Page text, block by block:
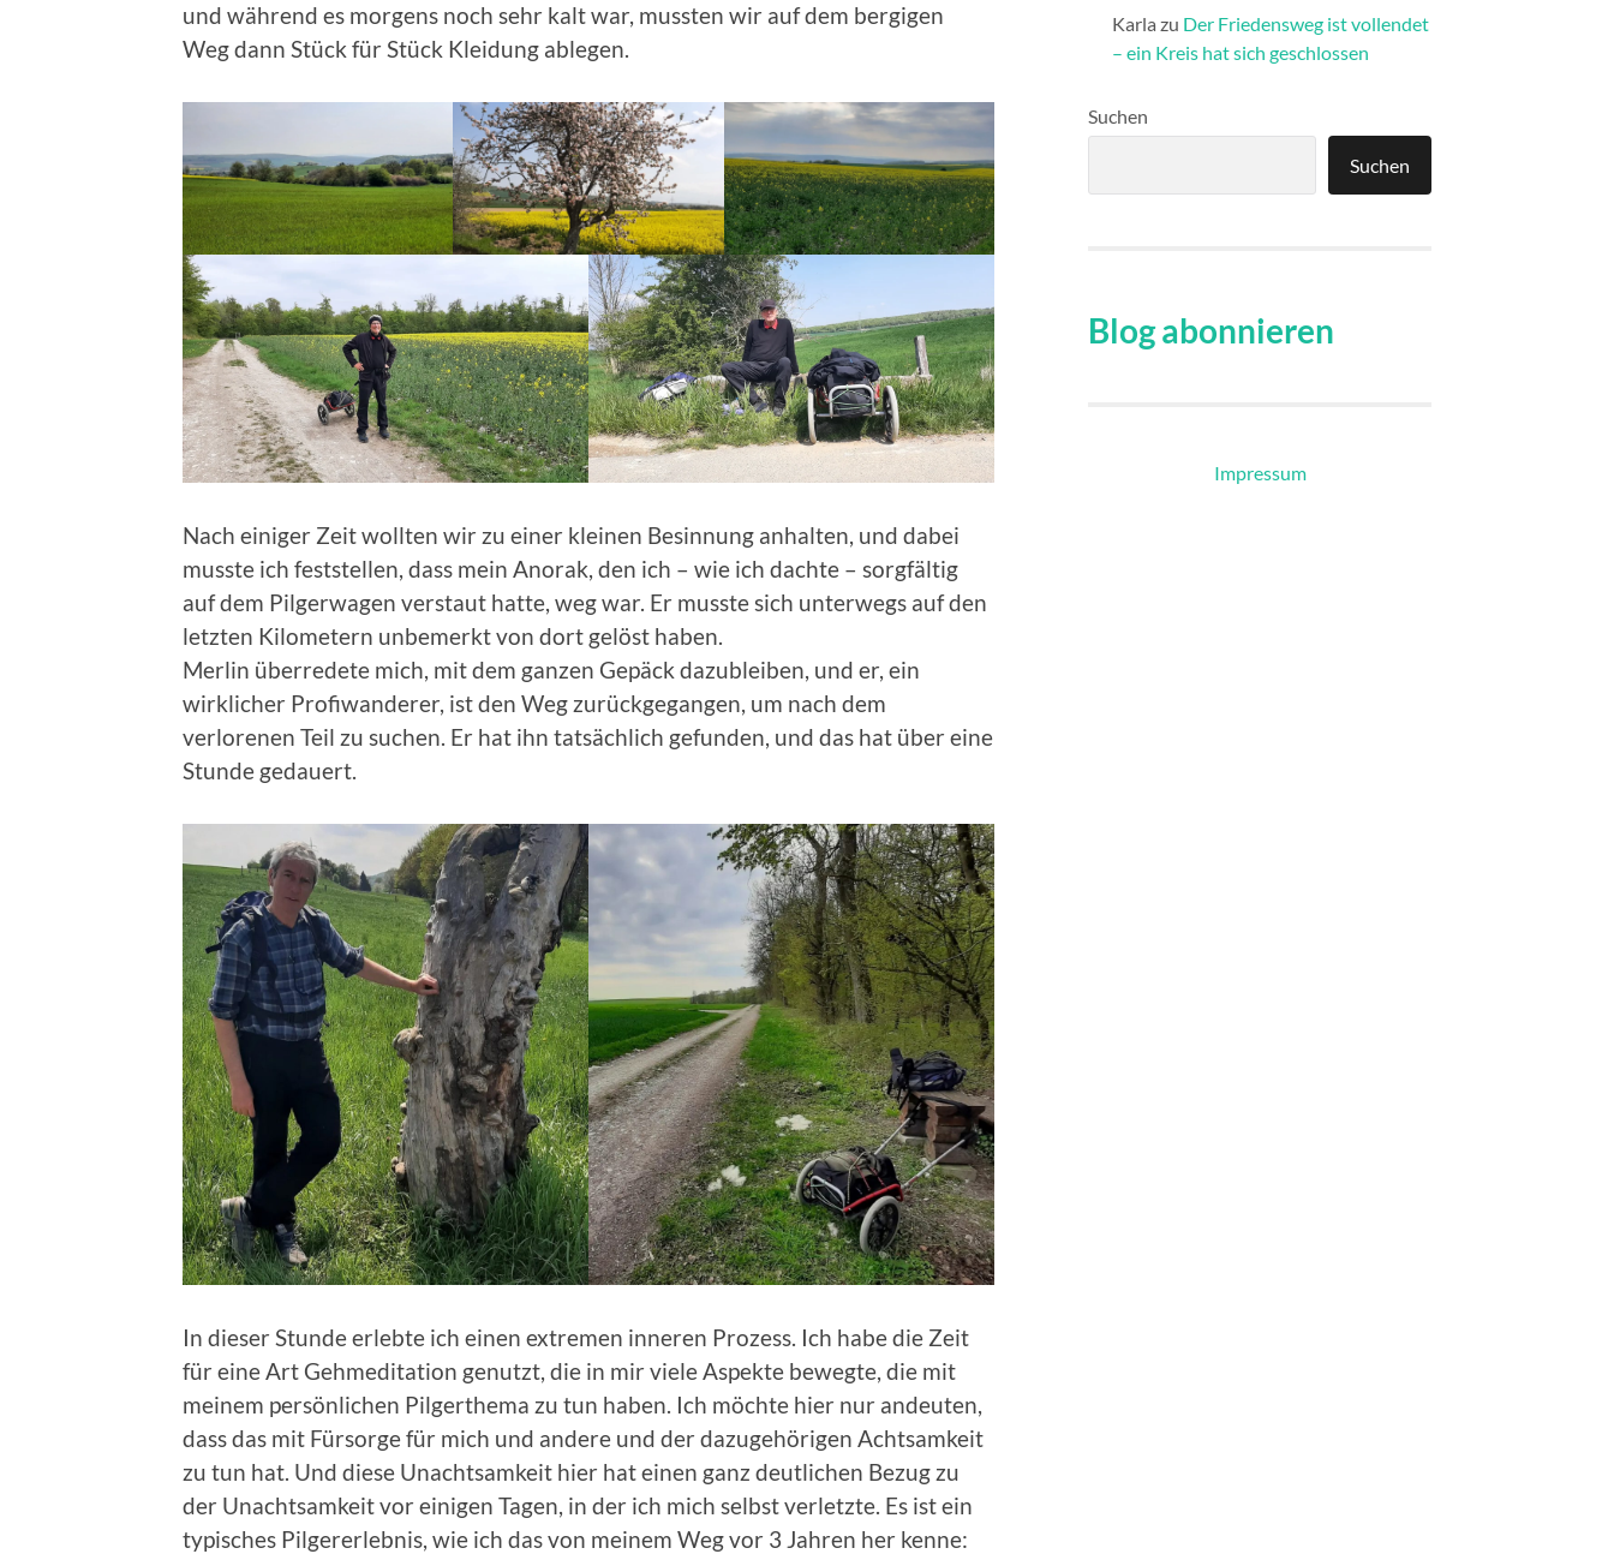
und während es morgens noch sehr kalt war, mussten wir auf dem bergigen
Weg dann Stück für Stück Kleidung ablegen.
Nach einiger Zeit wollten wir zu einer kleinen Besinnung anhalten, und dabei
musste ich feststellen, dass mein Anorak, den ich – wie ich dachte – sorgfältig
auf dem Pilgerwagen verstaut hatte, weg war. Er musste sich unterwegs auf den
letzten Kilometern unbemerkt von dort gelöst haben.
Merlin überredete mich, mit dem ganzen Gepäck dazubleiben, und er, ein
wirklicher Profiwanderer, ist den Weg zurückgegangen, um nach dem
verlorenen Teil zu suchen. Er hat ihn tatsächlich gefunden, und das hat über eine
Stunde gedauert.
In dieser Stunde erlebte ich einen extremen inneren Prozess. Ich habe die Zeit
für eine Art Gehmeditation genutzt, die in mir viele Aspekte bewegte, die mit
meinem persönlichen Pilgerthema zu tun haben. Ich möchte hier nur andeuten,
dass das mit Fürsorge für mich und andere und der dazugehörigen Achtsamkeit
zu tun hat. Und diese Unachtsamkeit hier hat einen ganz deutlichen Bezug zu
der Unachtsamkeit vor einigen Tagen, in der ich mich selbst verletzte. Es ist ein
typisches Pilgererlebnis, wie ich das von meinem Weg vor 3 Jahren her kenne:
Karla zu Der Friedensweg ist vollendet
– ein Kreis hat sich geschlossen
Suchen
Suchen
Blog abonnieren
Impressum